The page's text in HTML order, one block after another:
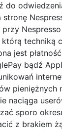
do
stronę
przy
techniką
jest
bądź
pieniężnych
naciąga
sporo
z brakiem